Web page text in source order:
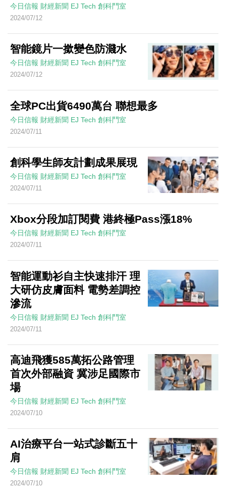
今日信報 財經新聞 EJ Tech 創科鬥室
2024/07/12
智能鏡片一撳變色防濺水
今日信報 財經新聞 EJ Tech 創科鬥室
2024/07/12
全球PC出貨6490萬台 聯想最多
今日信報 財經新聞 EJ Tech 創科鬥室
2024/07/11
創科學生師友計劃成果展現
今日信報 財經新聞 EJ Tech 創科鬥室
2024/07/11
Xbox分段加訂閱費 港終極Pass漲18%
今日信報 財經新聞 EJ Tech 創科鬥室
2024/07/11
智能運動衫自主快速排汗 理
大研仿皮膚面料 電勢差調控
滲流
今日信報 財經新聞 EJ Tech 創科鬥室
2024/07/11
高迪飛獲585萬拓公路管理
首次外部融資 冀涉足國際市
場
今日信報 財經新聞 EJ Tech 創科鬥室
2024/07/10
AI治療平台一站式診斷五十
肩
今日信報 財經新聞 EJ Tech 創科鬥室
2024/07/10